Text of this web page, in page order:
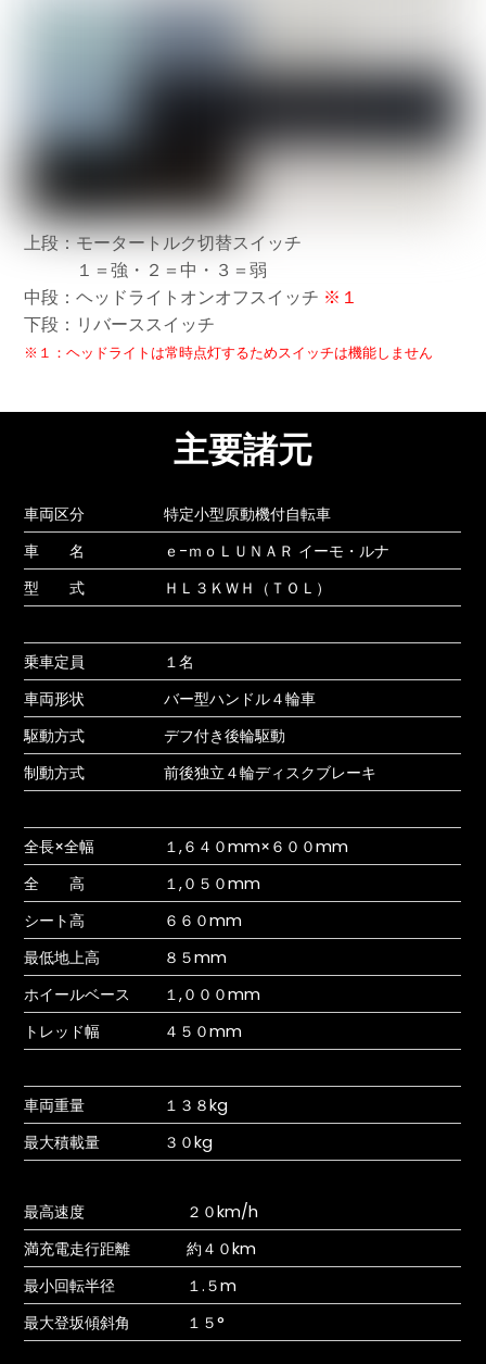
上段：モータートルク切替スイッチ
１＝強・２＝中・３＝弱
中段：ヘッドライトオンオフスイッチ ※１
下段：リバーススイッチ
※１：ヘッドライトは常時点灯するためスイッチは機能しません
主要諸元
車両区分
特定小型原動機付自転車
車 名
ｅ-ｍｏＬＵＮＡＲ イーモ・ルナ
型 式
ＨＬ３ＫＷＨ（ＴＯＬ）
乗車定員
１名
車両形状
バー型ハンドル４輪車
駆動方式
デフ付き後輪駆動
制動方式
前後独立４輪ディスクブレーキ
全長×全幅
１,６４０mm×６００mm
全 高
１,０５０mm
シート高
６６０mm
最低地上高
８５mm
ホイールベース
１,０００mm
トレッド幅
４５０mm
車両重量
１３８kg
最大積載量
３０kg
最高速度
２０km/h
満充電走行距離
約４０km
最小回転半径
１.５m
最大登坂傾斜角
１５°